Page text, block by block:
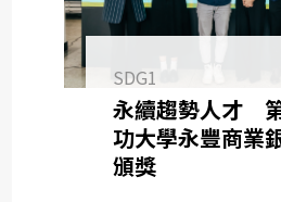
SDG1
永續趨勢人才
功大學永豐商業
頒獎